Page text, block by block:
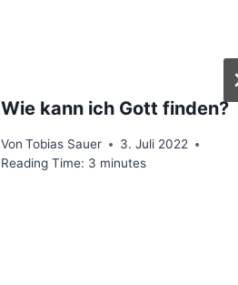
Wie kann ich Gott finden?
Von Tobias Sauer
3. Juli 2022
Reading Time: 3 minutes